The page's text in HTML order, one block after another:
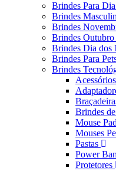
Brindes Para
Brindes
Brindes
Brindes Outubro
Brindes Dia dos
Brindes Para
Brindes
Brindes
Mouse
Mouses
Pastas
Power
Protetores